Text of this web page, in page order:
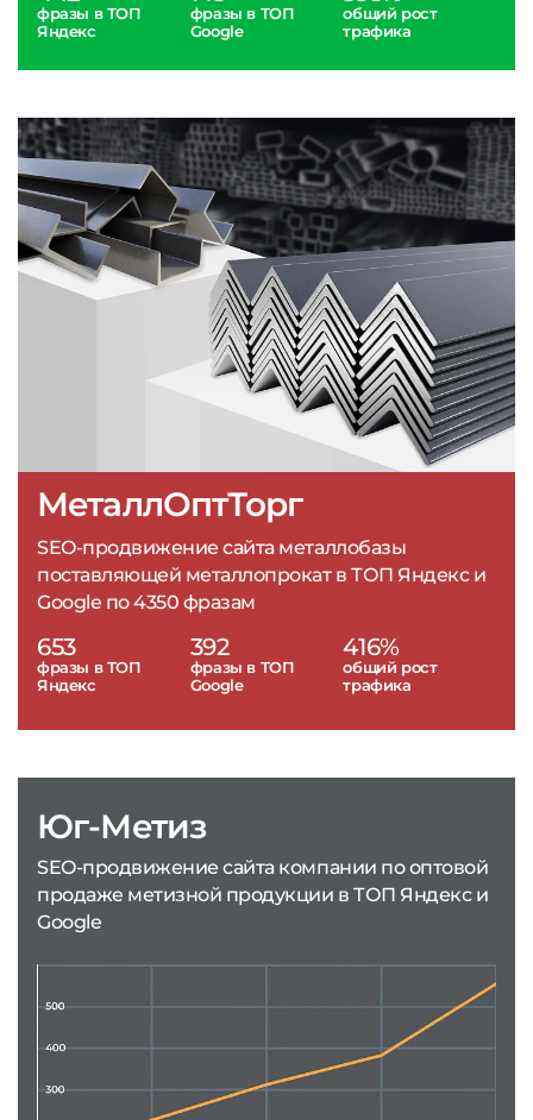
МеталлОптТорг
SEO-продвижение сайта металлобазы
поставляющей металлопрокат в ТОП Яндекс и
Google по 4350 фразам
653
фразы в ТОП
Яндекс
392
фразы в ТОП
Google
416%
общий рост
трафика
фразы в ТОП
Яндекс
фразы в ТОП
Google
общий рост
трафика
Юг-Метиз
SEO-продвижение сайта компании по оптовой
продаже метизной продукции в ТОП Яндекс и
Google